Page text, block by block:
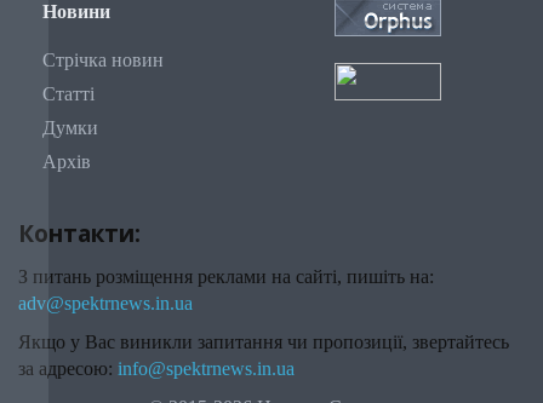
Новини
Стрічка новин
Статті
Думки
Архів
Контакти:
З питань розміщення реклами на сайті, пишіть на:
adv@spektrnews.in.ua
Якщо у Вас виникли запитання чи пропозиції, звертайтесь
за адресою: info@spektrnews.in.ua